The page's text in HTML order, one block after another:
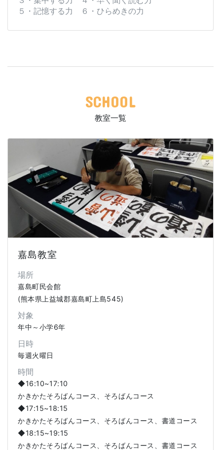
​５・記憶する力 ６・ひらめきの力
SCHOOL
教室一覧
嘉島教室
場所
嘉島町民会館
(熊本県上益城郡嘉島町上島545)
対象
年中～小学6年
日時
毎週火曜日
時間
◆16:10~17:10
かきかたそろばんコース、そろばんコース
◆17:15~18:15
かきかたそろばんコース、そろばんコース、書道コース
◆18:15~19:15
かきかたそろばんコース、そろばんコース、書道コース